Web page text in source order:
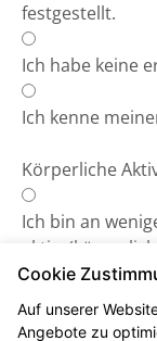
festgestellt.
Ich habe keine
Ich kenne
Körperliche
Ich bin an
aktiv.
Minuten
Ich bin an mehr
Cookie
Auf unserer
Angebote zu